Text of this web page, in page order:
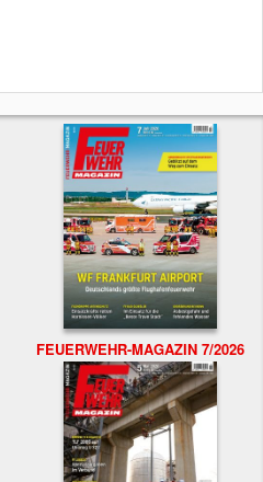
FEUERWEHR-MAGAZIN 7/2026